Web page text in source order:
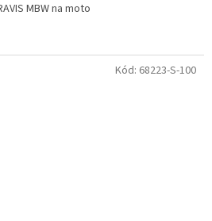
MBW na moto
Kód: 68223-S-100